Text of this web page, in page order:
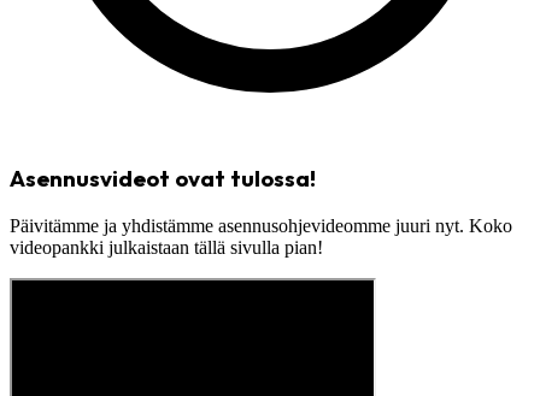
Asennusvideot ovat tulossa!
Päivitämme ja yhdistämme asennusohjevideomme juuri nyt. Koko
videopankki julkaistaan tällä sivulla pian!